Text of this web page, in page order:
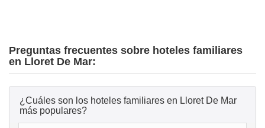
Preguntas frecuentes sobre hoteles familiares
en Lloret De Mar:
¿Cuáles son los hoteles familiares en Lloret De Mar
más populares?